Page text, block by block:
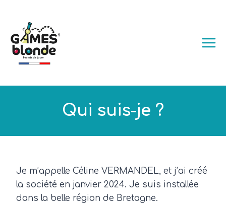
contenu
Qui suis-je ?
Je m’appelle Céline VERMANDEL, et j’ai créé
la société en janvier 2024. Je suis installée
dans la belle région de Bretagne.